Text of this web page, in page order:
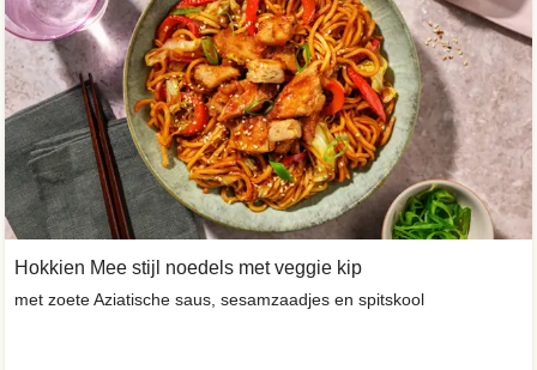
Hokkien Mee stijl noedels met veggie kip
met zoete Aziatische saus, sesamzaadjes en spitskool